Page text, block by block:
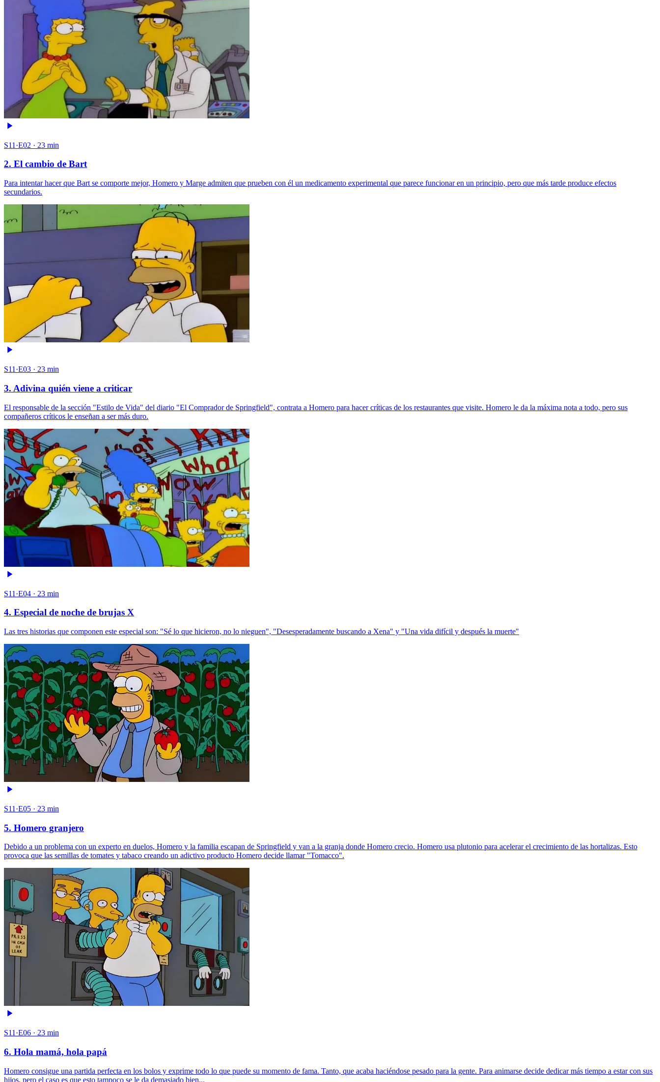
S11·E02 · 23 min
2. El cambio de Bart
Para intentar hacer que Bart se comporte mejor, Homero y Marge admiten que prueben con él un medicamento experimental que parece funcionar en un principio, pero que más tarde produce efectos
secundarios.
S11·E03 · 23 min
3. Adivina quién viene a criticar
El responsable de la sección "Estilo de Vida" del diario "El Comprador de Springfield", contrata a Homero para hacer críticas de los restaurantes que visite. Homero le da la máxima nota a todo, pero sus
compañeros críticos le enseñan a ser más duro.
S11·E04 · 23 min
4. Especial de noche de brujas X
Las tres historias que componen este especial son: "Sé lo que hicieron, no lo nieguen", "Desesperadamente buscando a Xena" y "Una vida difícil y después la muerte"
S11·E05 · 23 min
5. Homero granjero
Debido a un problema con un experto en duelos, Homero y la familia escapan de Springfield y van a la granja donde Homero crecio. Homero usa plutonio para acelerar el crecimiento de las hortalizas. Esto
provoca que las semillas de tomates y tabaco creando un adictivo producto Homero decide llamar "Tomacco".
S11·E06 · 23 min
6. Hola mamá, hola papá
Homero consigue una partida perfecta en los bolos y exprime todo lo que puede su momento de fama. Tanto, que acaba haciéndose pesado para la gente. Para animarse decide dedicar más tiempo a estar con sus
hijos, pero el caso es que esto tampoco se le da demasiado bien...